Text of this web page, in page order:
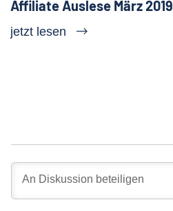
Affiliate Auslese März 2019
jetzt lesen